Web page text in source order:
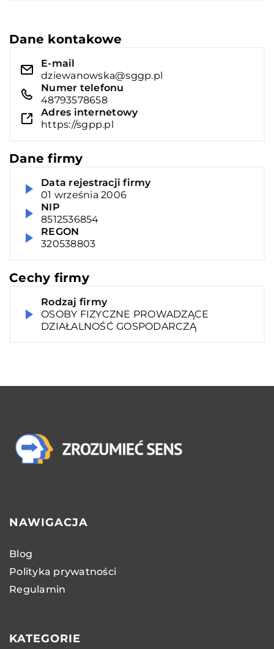
Dane kontakowe
E-mail
dziewanowska@sggp.pl
Numer telefonu
48793578658
Adres internetowy
https://sgpp.pl
Dane firmy
Data rejestracji firmy
01 września 2006
NIP
8512536854
REGON
320538803
Cechy firmy
Rodzaj firmy
OSOBY FIZYCZNE PROWADZĄCE
DZIAŁALNOŚĆ GOSPODARCZĄ
NAWIGACJA
Blog
Polityka prywatności
Regulamin
KATEGORIE